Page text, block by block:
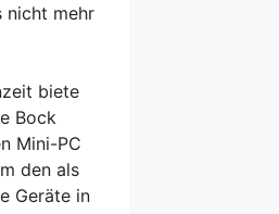
nicht mehr
biete
Bock
Mini-PC
den als
Geräte in